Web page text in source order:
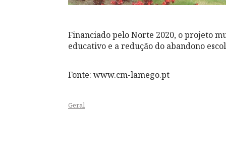
Financiado pelo Norte 2020, o projeto
educativo e a redução do abandono
Fonte: www.cm-lamego.pt
Geral